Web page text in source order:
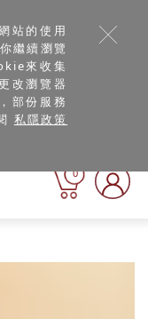
站的使用
繼續瀏覽
來收集
改瀏覽器
部份服務
私隱政策
0